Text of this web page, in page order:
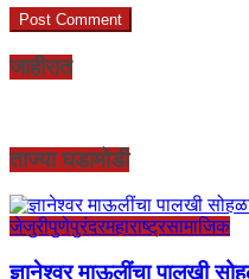
जाहीरात
ताज्या घडामोडी
जेजुरीपुणेपुरंदरमहाराष्ट्रसामाजिक
ज्ञानेश्वर माऊलींचा पालखी